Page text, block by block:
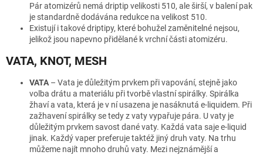
Pár atomizérů nemá driptip velikosti 510, ale širší, v balení pak
je standardně dodávána redukce na velikost 510.
Existují i takové driptipy, které bohužel zaměnitelné nejsou,
jelikož jsou napevno přidělané k vrchní části atomizéru.
VATA, KNOT, MESH
VATA – Vata je důležitým prvkem při vapování, stejně jako
volba drátu a materiálu při tvorbě vlastní spirálky. Spirálka
žhaví a vata, která je v ní usazena je nasáknutá e-liquidem. Při
zažhavení spirálky se tedy z vaty vypařuje pára. U vaty je
důležitým prvkem savost dané vaty. Každá vata saje e-liquid
jinak. Každý vaper preferuje taktéž jiný druh vaty. Na trhu
můžeme najít mnoho druhů vaty. Mezi nejznámější a